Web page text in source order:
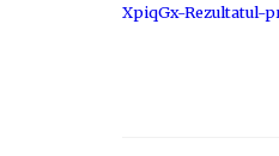
XpiqGx-Rezultatul-